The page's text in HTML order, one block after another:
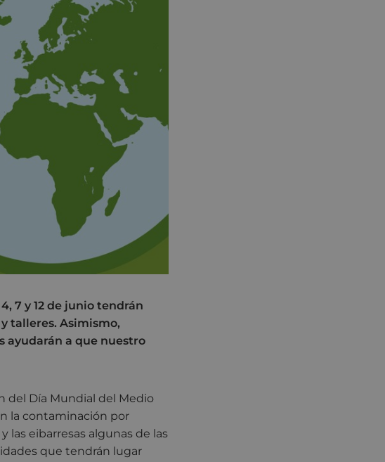
7 y 12 de junio tendrán
talleres. Asimismo,
ayudarán a que nuestro
del Día Mundial del Medio
la contaminación por
las eibarresas algunas de las
que tendrán lugar